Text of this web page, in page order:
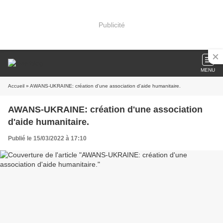
Publicité
MENU
Accueil » AWANS-UKRAINE: création d'une association d'aide humanitaire.
AWANS-UKRAINE: création d'une association
d'aide humanitaire.
Publié le 15/03/2022 à 17:10